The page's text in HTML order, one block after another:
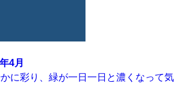
4月
に彩り、緑が一日一日と濃くなって気